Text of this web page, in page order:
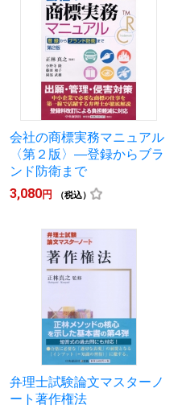
会社の商標実務マニュアル
〈第２版〉―登録からブラ
ンド防衛まで
3,080円 （税込）
弁理士試験論文マスターノ
ート著作権法